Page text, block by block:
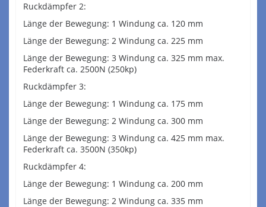
Ruckdämpfer 2:
Länge der Bewegung: 1 Windung ca. 120 mm
Länge der Bewegung: 2 Windung ca. 225 mm
Länge der Bewegung: 3 Windung ca. 325 mm max.
Federkraft ca. 2500N (250kp)
Ruckdämpfer 3:
Länge der Bewegung: 1 Windung ca. 175 mm
Länge der Bewegung: 2 Windung ca. 300 mm
Länge der Bewegung: 3 Windung ca. 425 mm max.
Federkraft ca. 3500N (350kp)
Ruckdämpfer 4:
Länge der Bewegung: 1 Windung ca. 200 mm
Länge der Bewegung: 2 Windung ca. 335 mm